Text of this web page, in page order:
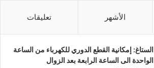
الأشهر تعليقات
الستاغ: إمكانية القطع الدوري للكهرباء من الساعة
الواحدة الى الساعة الرابعة بعد الزوال